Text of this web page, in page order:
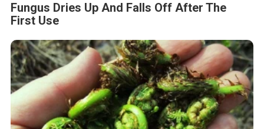
Fungus Dries Up And Falls Off After The
First Use